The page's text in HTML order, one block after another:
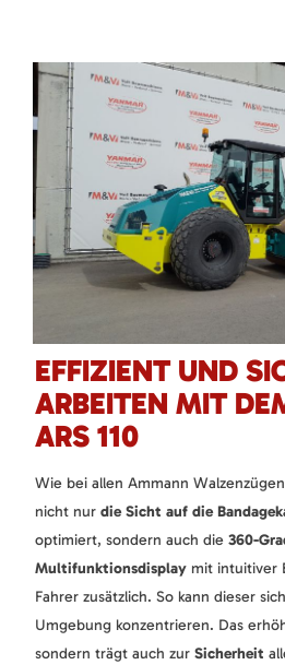
EFFIZIENT UND
ARBEITEN MIT
ARS 110
Wie bei allen Ammann
nicht nur die Sicht auf die
optimiert, sondern auch die 360-
Multifunktionsdisplay mit intuitiver
Fahrer zusätzlich. So kann dieser
Umgebung konzentrieren. Das
sondern trägt auch zur Sicherheit